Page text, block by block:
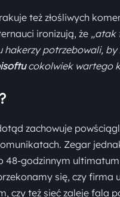
też złośliwych
ironizują, że „atak
hakerzy potrzebowali, by
cokolwiek wartego
zachowuje
Zegar
48-godzinnym
się, czy firma
czy też sieć zaleje fala